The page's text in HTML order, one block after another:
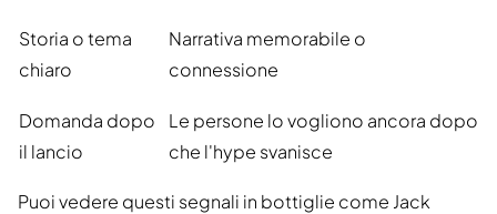
Storia o tema
chiaro
Narrativa memorabile o
connessione
Domanda dopo
il lancio
Le persone lo vogliono ancora dopo
che l'hype svanisce
Puoi vedere questi segnali in bottiglie come Jack